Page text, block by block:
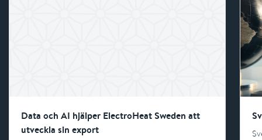
Data och AI hjälper ElectroHeat Sweden att
utveckla sin export